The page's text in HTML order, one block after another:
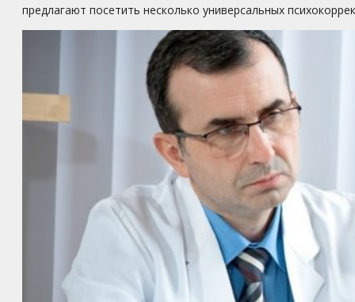
предлагают посетить несколько универсальных